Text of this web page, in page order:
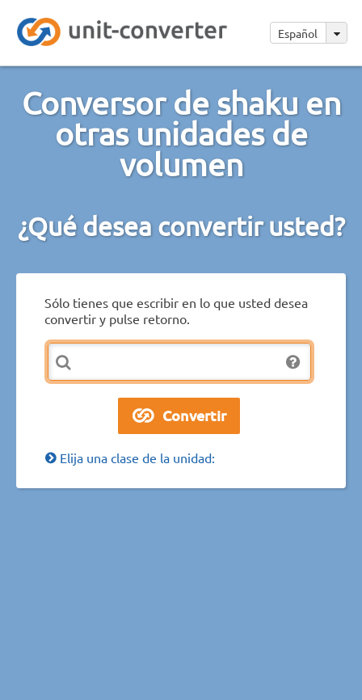
Español
Conversor de shaku en
otras unidades de
volumen
¿Qué desea convertir usted?
Sólo tienes que escribir en lo que usted desea
convertir y pulse retorno.
Elija una clase de la unidad: